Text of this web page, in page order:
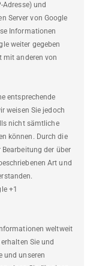
Adresse) und
Server von Google
Informationen
weiter gegeben
mit anderen von
entsprechende
weisen Sie jedoch
nicht sämtliche
können. Durch die
der über
Art und
+1
weltweit
Sie und
und unseren